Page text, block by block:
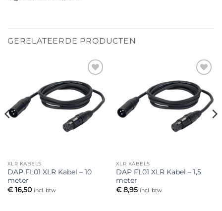
GERELATEERDE PRODUCTEN
Toevoegen
aan
verlanglijst
XLR KABELS
DAP FL01 XLR Kabel – 10
meter
€16,50 incl. btw
Toevoegen
aan
verlanglijst
XLR KABELS
DAP FL01 XLR Kabel – 1,5
meter
€8,95 incl. btw